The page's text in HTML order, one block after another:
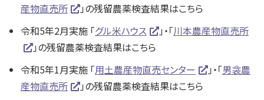
産物直売所
」の残留農薬検査結果はこちら
令和5年2月実施 「グル米ハウス 」・「川本農産物直売所
」の残留農薬検査結果はこちら
令和5年1月実施 「用土農産物直売センター 」・「男衾農
産物直売所
」の残留農薬検査結果はこちら